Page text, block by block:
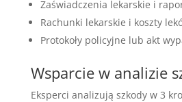
Zaświadczenia lekarskie i
Rachunki lekarskie i koszty
Protokoły policyjne lub akt
Wsparcie w analizie
Eksperci analizują szkody w 3